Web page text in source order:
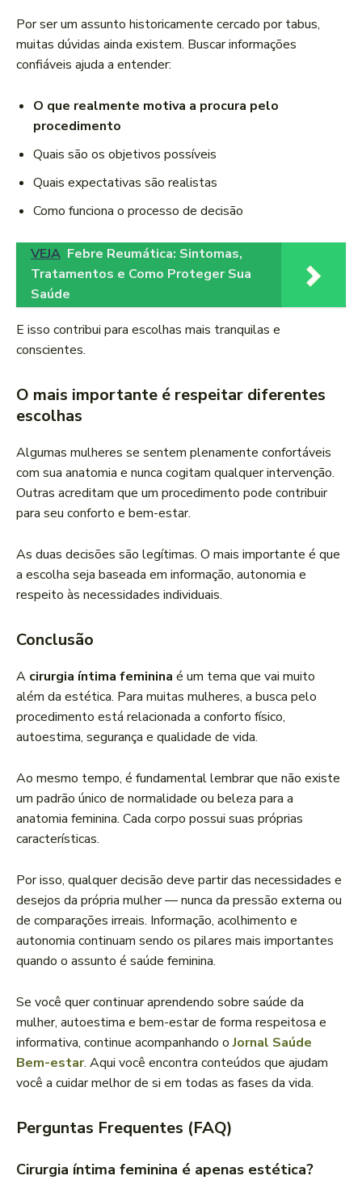
Por ser um assunto historicamente cercado por tabus,
muitas dúvidas ainda existem. Buscar informações
confiáveis ajuda a entender:
O que realmente motiva a procura pelo
procedimento
Quais são os objetivos possíveis
Quais expectativas são realistas
Como funciona o processo de decisão
VEJA Febre Reumática: Sintomas,
Tratamentos e Como Proteger Sua
Saúde
E isso contribui para escolhas mais tranquilas e
conscientes.
O mais importante é respeitar diferentes
escolhas
Algumas mulheres se sentem plenamente confortáveis
com sua anatomia e nunca cogitam qualquer intervenção.
Outras acreditam que um procedimento pode contribuir
para seu conforto e bem-estar.
As duas decisões são legítimas. O mais importante é que
a escolha seja baseada em informação, autonomia e
respeito às necessidades individuais.
Conclusão
A cirurgia íntima feminina é um tema que vai muito
além da estética. Para muitas mulheres, a busca pelo
procedimento está relacionada a conforto físico,
autoestima, segurança e qualidade de vida.
Ao mesmo tempo, é fundamental lembrar que não existe
um padrão único de normalidade ou beleza para a
anatomia feminina. Cada corpo possui suas próprias
características.
Por isso, qualquer decisão deve partir das necessidades e
desejos da própria mulher — nunca da pressão externa ou
de comparações irreais. Informação, acolhimento e
autonomia continuam sendo os pilares mais importantes
quando o assunto é saúde feminina.
Se você quer continuar aprendendo sobre saúde da
mulher, autoestima e bem-estar de forma respeitosa e
informativa, continue acompanhando oJornal Saúde
Bem-estar. Aqui você encontra conteúdos que ajudam
você a cuidar melhor de si em todas as fases da vida.
Perguntas Frequentes (FAQ)
Cirurgia íntima feminina é apenas estética?